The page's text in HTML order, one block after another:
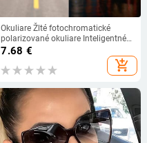
Okuliare Žlté fotochromatické
polarizované okuliare Inteligentné
meniace sa farby Rybolov Jazda
Denné videnie Nočné okuliare
Zrkadlové okuliare
7.68 €
add_shopping_cart